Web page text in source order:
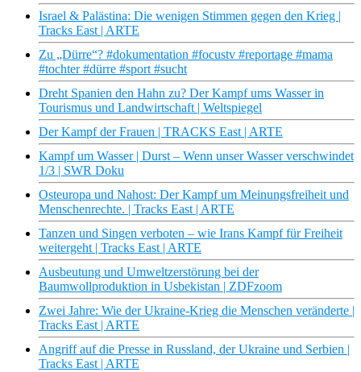
Israel & Palästina: Die wenigen Stimmen gegen den Krieg |
Tracks East | ARTE
Zu „Dürre“? #dokumentation #focustv #reportage #mama
#tochter #dürre #sport #sucht
Dreht Spanien den Hahn zu? Der Kampf ums Wasser in
Tourismus und Landwirtschaft | Weltspiegel
Der Kampf der Frauen | TRACKS East | ARTE
Kampf um Wasser | Durst – Wenn unser Wasser verschwindet
1/3 | SWR Doku
Osteuropa und Nahost: Der Kampf um Meinungsfreiheit und
Menschenrechte. | Tracks East | ARTE
Tanzen und Singen verboten – wie Irans Kampf für Freiheit
weitergeht | Tracks East | ARTE
Ausbeutung und Umweltzerstörung bei der
Baumwollproduktion in Usbekistan | ZDFzoom
Zwei Jahre: Wie der Ukraine-Krieg die Menschen veränderte |
Tracks East | ARTE
Angriff auf die Presse in Russland, der Ukraine und Serbien |
Tracks East | ARTE